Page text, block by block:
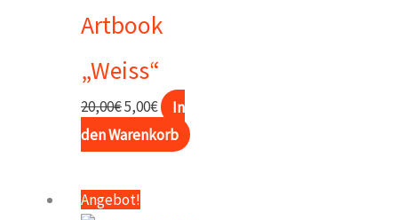
Artbook
„Weiss“
20,00€Ursprünglicher
Preis
20,00€
5,00€Aktueller
Preis
In
den Warenkorb
Angebot!